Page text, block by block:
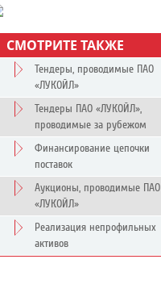
СМОТРИТЕ ТАКЖЕ
Тендеры, проводимые ПАО
«ЛУКОЙЛ»
Тендеры ПАО «ЛУКОЙЛ»,
проводимые за рубежом
Финансирование цепочки
поставок
Аукционы, проводимые ПАО
«ЛУКОЙЛ»
Реализация непрофильных
активов